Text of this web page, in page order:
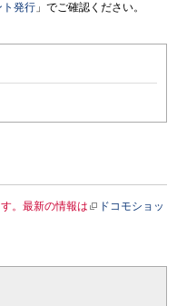
ト発行 」でご確認ください。
。最新の情報は
ドコモショッ